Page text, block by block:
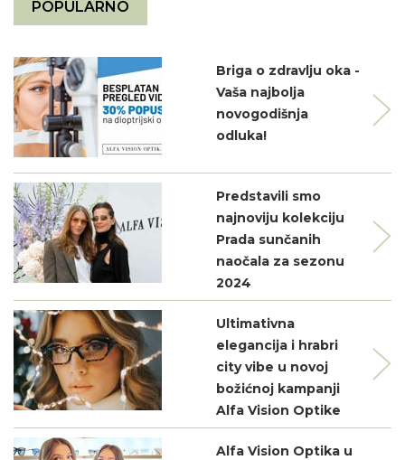
POPULARNO
Briga o zdravlju oka -
Vaša najbolja
novogodišnja
odluka!
Predstavili smo
najnoviju kolekciju
Prada sunčanih
naočala za sezonu
2024
Ultimativna
elegancija i hrabri
city vibe u novoj
božićnoj kampanji
Alfa Vision Optike
Alfa Vision Optika u